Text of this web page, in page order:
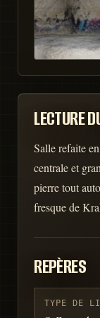
LECTURE
Salle refaite
centrale et
pierre tout
fresque de
REPÈRES
TYPE DE